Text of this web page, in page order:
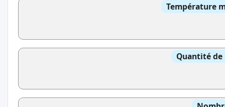
Température
Quantité